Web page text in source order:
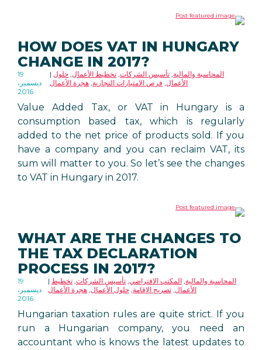
HOW DOES VAT IN HUNGARY
CHANGE IN 2017?
19
ديسمبر،
2016
المحاسبة والمالية, تأسيس الشركات, تخطيط الأعمال, حلول
الأعمال, فرص الامتيازات التجارية, هجرة الأعمال
Value Added Tax, or VAT in Hungary is a
consumption based tax, which is regularly
added to the net price of products sold. If you
have a company and you can reclaim VAT, its
sum will matter to you. So let’s see the changes
to VAT in Hungary in 2017.
WHAT ARE THE CHANGES TO
THE TAX DECLARATION
PROCESS IN 2017?
19
ديسمبر،
2016
المحاسبة والمالية,المكتب الافتراضي,تأسيس الشركات,تخطيط
الأعمال,تصريح الإقامة,حلول الأعمال,هجرة الأعمال
Hungarian taxation rules are quite strict. If you
run a Hungarian company, you need an
accountant who is knows the latest updates to